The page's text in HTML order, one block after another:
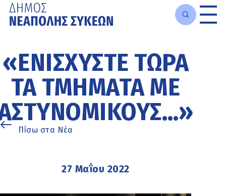
κυρίως
περιεχόμενο
«ΕΝΙΣΧΎΣΤΕ ΤΏΡΑ
ΤΑ ΤΜΉΜΑΤΑ ΜΕ
Πίσω στα Νέα
27 Μαΐου 2022